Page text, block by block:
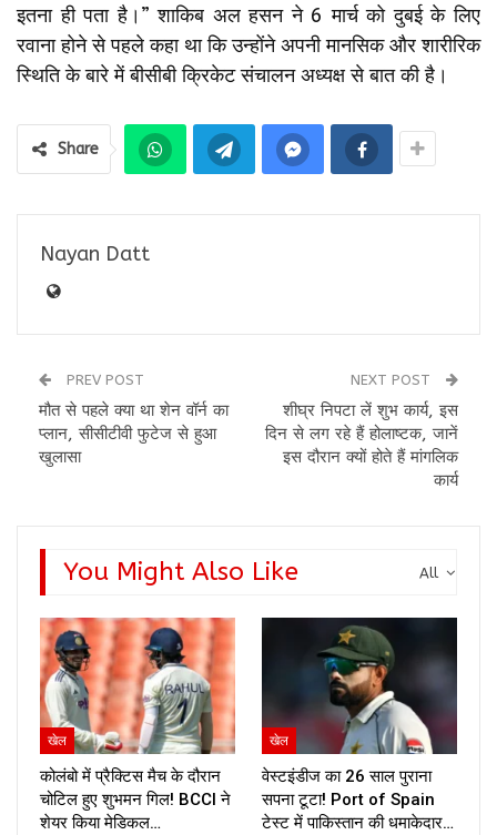
इतना ही पता है।” शाकिब अल हसन ने 6 मार्च को दुबई के लिए
रवाना होने से पहले कहा था कि उन्होंने अपनी मानसिक और शारीरिक
स्थिति के बारे में बीसीबी क्रिकेट संचालन अध्यक्ष से बात की है।
Share
Nayan Datt
PREV POST
मौत से पहले क्या था शेन वॉर्न का
प्लान, सीसीटीवी फुटेज से हुआ
खुलासा
NEXT POST
शीघ्र निपटा लें शुभ कार्य, इस
दिन से लग रहे हैं होलाष्टक, जानें
इस दौरान क्यों होते हैं मांगलिक
कार्य
All
You Might Also Like
खेल
कोलंबो में प्रैक्टिस मैच के दौरान
चोटिल हुए शुभमन गिल! BCCI ने
शेयर किया मेडिकल…
खेल
वेस्टइंडीज का 26 साल पुराना
सपना टूटा! Port of Spain
टेस्ट में पाकिस्तान की धमाकेदार…